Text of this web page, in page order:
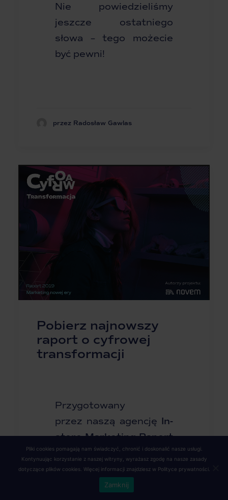
Nie powiedzieliśmy
jeszcze ostatniego
słowa – tego możecie
być pewni!
przez Radosław Gawlas
Pobierz najnowszy
raport o cyfrowej
transformacji
Przygotowany
przez naszą agencję In-
store Marketing Raport
2018. Niezbędnik sieci
handlowychspotkał się
z bardzo pozytywnym
Pliki cookies pomagają nam świadczyć, chronić i doskonalić nasze usługi.
Kontynuując korzystanie z naszej witryny, wyrażasz zgodę na nasze zasady
dotyczące plików cookies. Więcej informacji znajdziesz w Polityce prywatności.
Zamknij